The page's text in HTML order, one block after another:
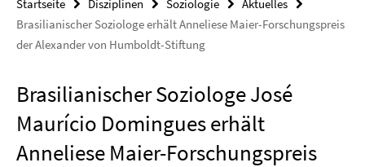
Startseite Disziplinen Soziologie
Aktuelles
Brasilianischer Soziologe erhält Anneliese Maier-Forschungspreis
der Alexander von Humboldt-Stiftung
Brasilianischer Soziologe José
Maurício Domingues erhält
Anneliese Maier-Forschungspreis